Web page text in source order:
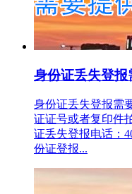
身份证丢失登
身份证丢失登报需
证证号或者复印件
证丢失登报电话：
份证登报...